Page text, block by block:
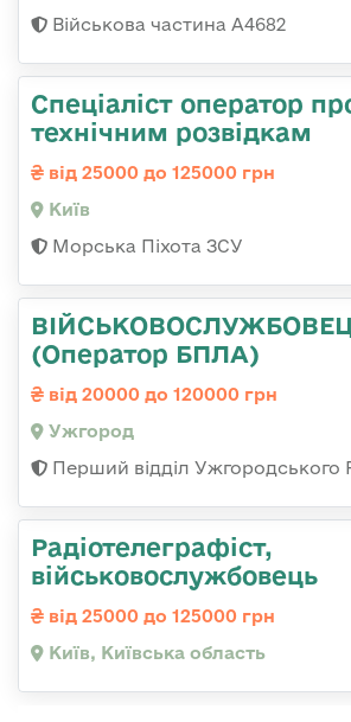
Військова частина А4682
Спеціаліст оператор
технічним розвідкам
від 25000 до 125000 грн
Київ
Морська Піхота ЗСУ
(Оператор БПЛА)
від 20000 до 120000 грн
Ужгород
Перший відділ Ужгородського
Радіотелеграфіст,
військовослужбовець
від 25000 до 125000 грн
Київ, Київська область